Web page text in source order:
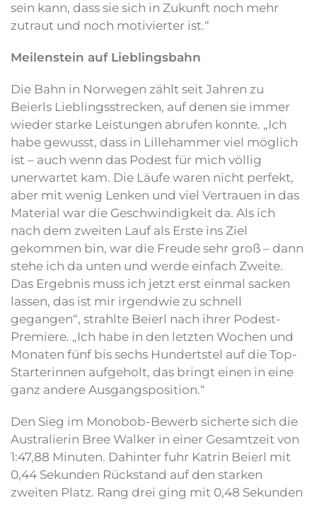
sein kann, dass sie sich in Zukunft noch mehr
zutraut und noch motivierter ist.“
Meilenstein auf Lieblingsbahn
Die Bahn in Norwegen zählt seit Jahren zu
Beierls Lieblingsstrecken, auf denen sie immer
wieder starke Leistungen abrufen konnte. „Ich
habe gewusst, dass in Lillehammer viel möglich
ist – auch wenn das Podest für mich völlig
unerwartet kam. Die Läufe waren nicht perfekt,
aber mit wenig Lenken und viel Vertrauen in das
Material war die Geschwindigkeit da. Als ich
nach dem zweiten Lauf als Erste ins Ziel
gekommen bin, war die Freude sehr groß – dann
stehe ich da unten und werde einfach Zweite.
Das Ergebnis muss ich jetzt erst einmal sacken
lassen, das ist mir irgendwie zu schnell
gegangen“, strahlte Beierl nach ihrer Podest-
Premiere. „Ich habe in den letzten Wochen und
Monaten fünf bis sechs Hundertstel auf die Top-
Starterinnen aufgeholt, das bringt einen in eine
ganz andere Ausgangsposition.“
Den Sieg im Monobob-Bewerb sicherte sich die
Australierin Bree Walker in einer Gesamtzeit von
1:47,88 Minuten. Dahinter fuhr Katrin Beierl mit
0,44 Sekunden Rückstand auf den starken
zweiten Platz. Rang drei ging mit 0,48 Sekunden